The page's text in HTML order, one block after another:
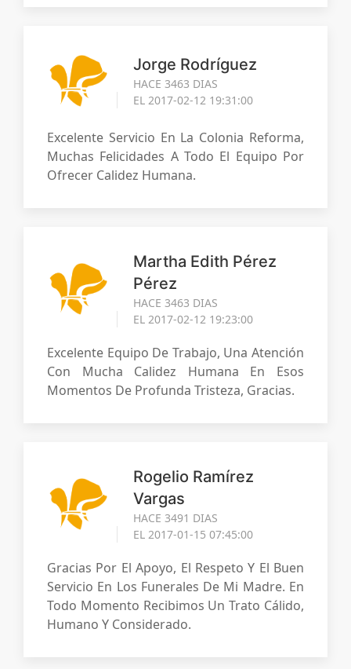
Jorge Rodríguez
HACE 3463 DIAS
EL 2017-02-12 19:31:00
Excelente Servicio En La Colonia Reforma,
Muchas Felicidades A Todo El Equipo Por
Ofrecer Calidez Humana.
Martha Edith Pérez
Pérez
HACE 3463 DIAS
EL 2017-02-12 19:23:00
Excelente Equipo De Trabajo, Una Atención
Con Mucha Calidez Humana En Esos
Momentos De Profunda Tristeza, Gracias.
Rogelio Ramírez
Vargas
HACE 3491 DIAS
EL 2017-01-15 07:45:00
Gracias Por El Apoyo, El Respeto Y El Buen
Servicio En Los Funerales De Mi Madre. En
Todo Momento Recibimos Un Trato Cálido,
Humano Y Considerado.